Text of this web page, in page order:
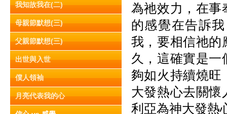
我知故我在(二)
母親節默想(三)
父親節默想(三)
出世與入世
僕人領袖
月亮代表我的心
為祂效力，在事
的感覺在告訴
我，要相信祂的
久，這確實是一
夠如火持續燒旺
大發熱心去關懷
利亞為神大發熱